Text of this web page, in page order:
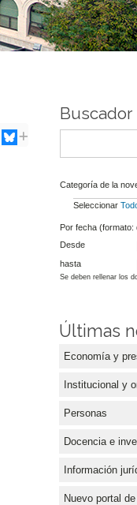
Buscador
Categoría de la
Seleccionar
Por fecha (formato:
Desde
hasta
Se deben rellenar los
Últimas
Economía y
Institucional y
Personas
Docencia e
Información
Nuevo portal